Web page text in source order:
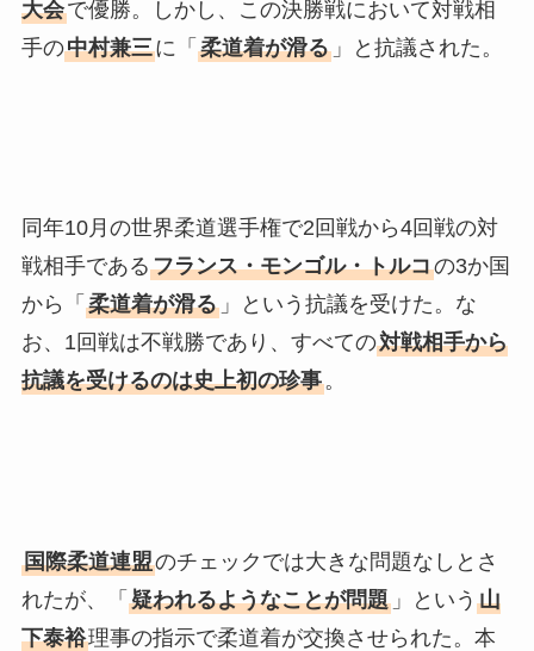
大会で優勝。しかし、この決勝戦において対戦相
手の中村兼三に「 柔道着が滑る」と抗議された。
同年10月の世界柔道選手権で2回戦から4回戦の対
戦相手であるフランス・モンゴル・トルコの3か国
から「 柔道着が滑る」という抗議を受けた。な
お、1回戦は不戦勝であり、すべての対戦相手から
抗議を受けるのは史上初の珍事。
国際柔道連盟のチェックでは大きな問題なしとさ
れたが、「 疑われるようなことが問題」という 山
下泰裕理事の指示で柔道着が交換させられた。本